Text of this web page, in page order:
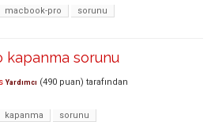
macbook-pro
sorunu
kapanma sorunu
Yardımcı (490 puan) tarafından
kapanma sorunu